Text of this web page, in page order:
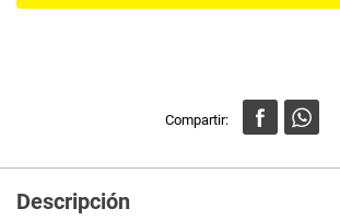
Descripción